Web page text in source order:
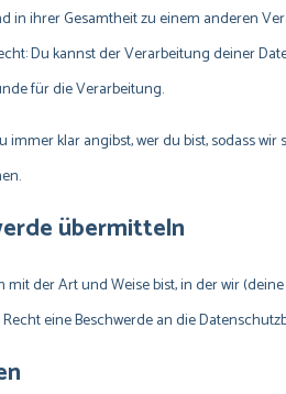
in ihrer Gesamtheit zu einem anderen
Du kannst der Verarbeitung deiner
für die Verarbeitung.
immer klar angibst, wer du bist, sodass
übermitteln
der Art und Weise bist, in der wir
eine Beschwerde an die